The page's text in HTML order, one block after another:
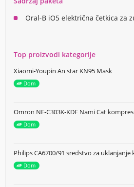
Oral-B iO5 električna četkica za
Top proizvodi kategorije
Xiaomi-Youpin An star KN95 Mask
Dom
Omron NE-C303K-KDE Nami Cat
Dom
Philips CA6700/91 sredstvo za uklanjanje
Dom